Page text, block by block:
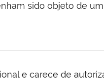
sido objeto de
e carece de